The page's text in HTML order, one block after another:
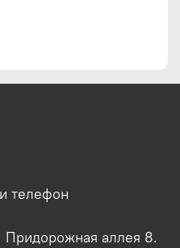
телефон
Придорожная аллея 8.